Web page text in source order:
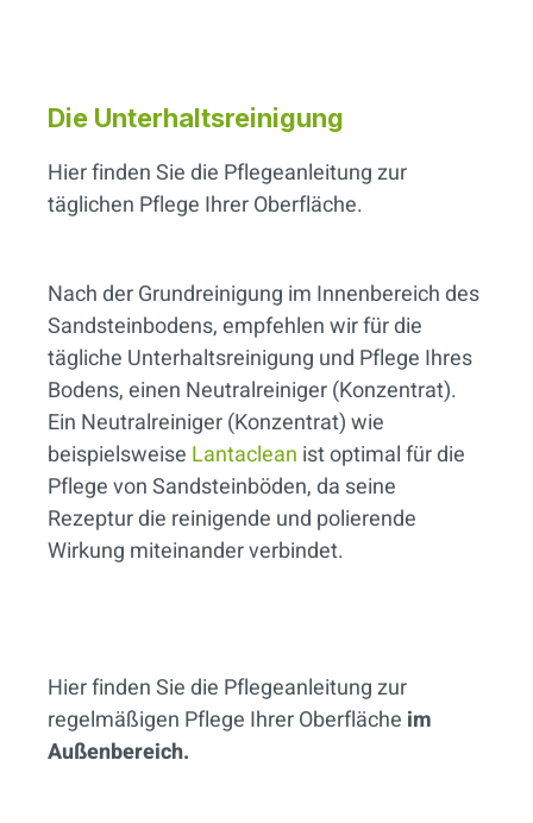
Die Unterhaltsreinigung
Hier finden Sie die Pflegeanleitung zur
täglichen Pflege Ihrer Oberfläche.
Nach der Grundreinigung im Innenbereich des
Sandsteinbodens, empfehlen wir für die
tägliche Unterhaltsreinigung und Pflege Ihres
Bodens, einen Neutralreiniger (Konzentrat).
Ein Neutralreiniger (Konzentrat) wie
beispielsweise Lantaclean ist optimal für die
Pflege von Sandsteinböden, da seine
Rezeptur die reinigende und polierende
Wirkung miteinander verbindet.
Hier finden Sie die Pflegeanleitung zur
regelmäßigen Pflege Ihrer Oberfläche im
Außenbereich.